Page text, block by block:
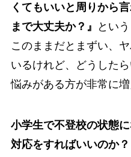
くてもいいと周りから
まで大丈夫か？』
とい
このままだとまずい、
いるけれど、どうした
悩みがある方が非常に増
小学生で不登校の状態
対応をすればいいのか？